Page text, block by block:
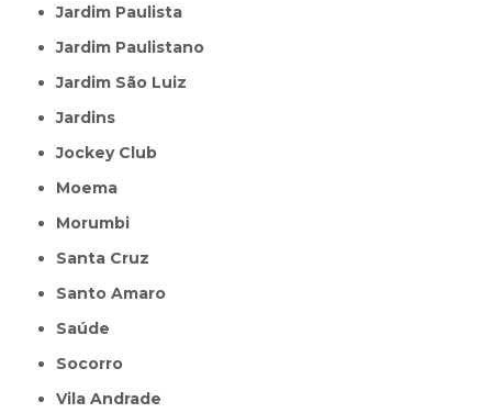
Jardim Paulista
Jardim Paulistano
Jardim São Luiz
Jardins
Jockey Club
Moema
Morumbi
Santa Cruz
Santo Amaro
Saúde
Socorro
Vila Andrade